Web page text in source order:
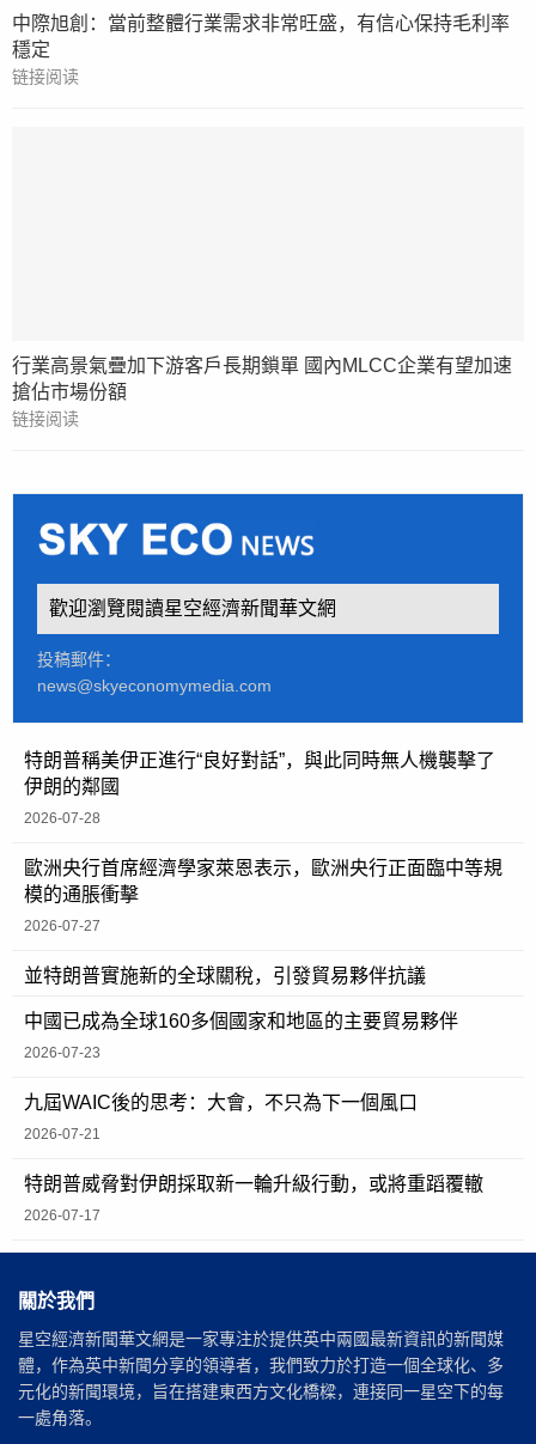
中際旭創：當前整體行業需求非常旺盛，有信心保持毛利率
穩定
链接阅读
行業高景氣疊加下游客戶長期鎖單 國內MLCC企業有望加速
搶佔市場份額
链接阅读
歡迎瀏覽閱讀星空經濟新聞華文網
投稿郵件：
news@skyeconomymedia.com
特朗普稱美伊正進行“良好對話”，與此同時無人機襲擊了
伊朗的鄰國
2026-07-28
歐洲央行首席經濟學家萊恩表示，歐洲央行正面臨中等規
模的通脹衝擊
2026-07-27
並特朗普實施新的全球關稅，引發貿易夥伴抗議
中國已成為全球160多個國家和地區的主要貿易夥伴
2026-07-23
九屆WAIC後的思考：大會，不只為下一個風口
2026-07-21
特朗普威脅對伊朗採取新一輪升級行動，或將重蹈覆轍
2026-07-17
關於我們
星空經濟新聞華文網是一家專注於提供英中兩國最新資訊的新聞媒
體，作為英中新聞分享的領導者，我們致力於打造一個全球化、多
元化的新聞環境，旨在搭建東西方文化橋樑，連接同一星空下的每
一處角落。